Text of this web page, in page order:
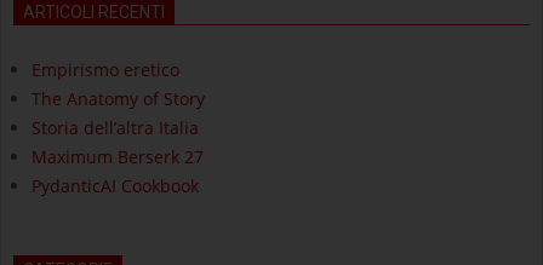
ARTICOLI RECENTI
Empirismo eretico
The Anatomy of Story
Storia dell’altra Italia
Maximum Berserk 27
PydanticAI Cookbook